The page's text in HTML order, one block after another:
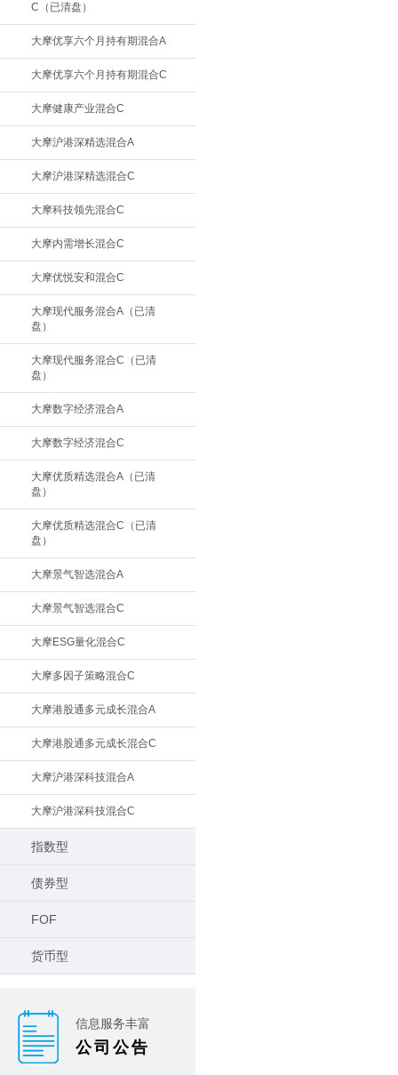
C（已清盘）
大摩优享六个月持有期混合A
大摩优享六个月持有期混合C
大摩健康产业混合C
大摩沪港深精选混合A
大摩沪港深精选混合C
大摩科技领先混合C
大摩内需增长混合C
大摩优悦安和混合C
大摩现代服务混合A（已清
盘）
大摩现代服务混合C（已清
盘）
大摩数字经济混合A
大摩数字经济混合C
大摩优质精选混合A（已清
盘）
大摩优质精选混合C（已清
盘）
大摩景气智选混合A
大摩景气智选混合C
大摩ESG量化混合C
大摩多因子策略混合C
大摩港股通多元成长混合A
大摩港股通多元成长混合C
大摩沪港深科技混合A
大摩沪港深科技混合C
指数型
债券型
FOF
货币型
信息服务丰富
公司公告